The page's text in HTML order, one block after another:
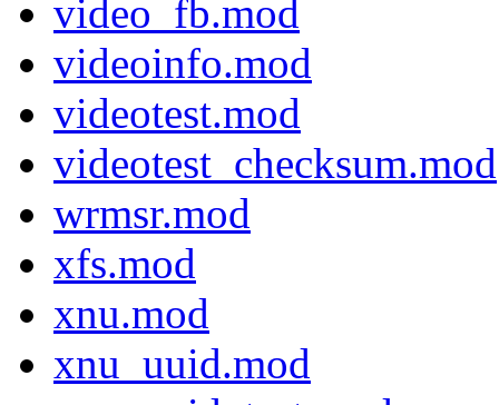
video_fb.mod
videoinfo.mod
videotest.mod
videotest_checksum.mod
wrmsr.mod
xfs.mod
xnu.mod
xnu_uuid.mod